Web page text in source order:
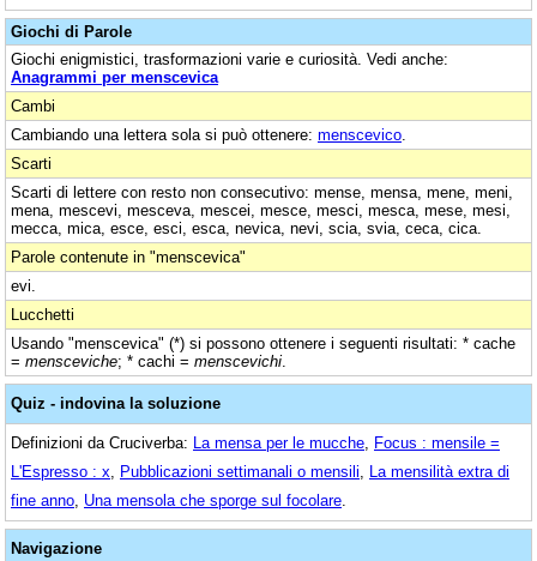
Giochi di Parole
Giochi enigmistici, trasformazioni varie e curiosità. Vedi anche:
Anagrammi per menscevica
Cambi
Cambiando una lettera sola si può ottenere: menscevico
Scarti
Scarti di lettere con resto non consecutivo: mense, mensa, mene, meni,
mena, mescevi, mesceva, mescei, mesce, mesci, mesca, mese, mesi,
mecca, mica, esce, esci, esca, nevica, nevi, scia, svia, ceca, cica.
Parole contenute in "menscevica"
evi.
Lucchetti
Usando "menscevica" (*) si possono ottenere i seguenti risultati: * cache
= mensceviche; * cachi = menscevichi
Quiz - indovina la soluzione
Definizioni da Cruciverba: La mensa per le mucche Focus : mensile =
L'Espresso : x
Pubblicazioni settimanali o mensili
La mensilità extra di
fine anno Una mensola che sporge sul focolare
Navigazione